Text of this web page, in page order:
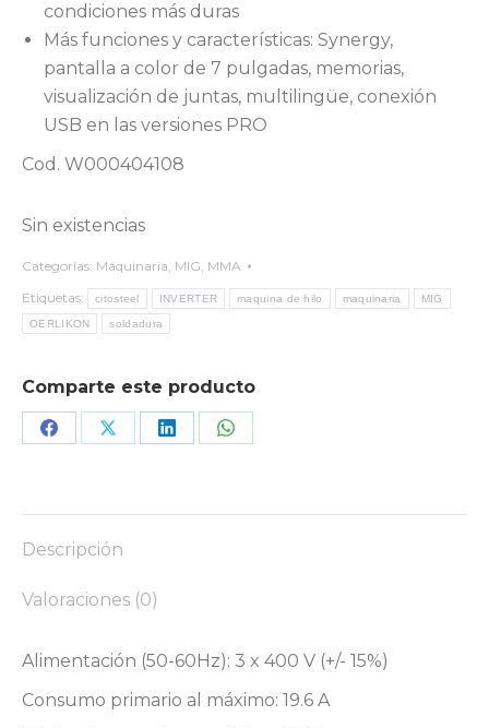
condiciones más duras
Más funciones y características: Synergy,
pantalla a color de 7 pulgadas, memorias,
visualización de juntas, multilingüe, conexión
USB en las versiones PRO
Cod. W000404108
Sin existencias
Categorías: Maquinaria, MIG, MMA
Etiquetas:
citosteel INVERTER maquina de hilo maquinaria MIG
OERLIKON soldadura
Comparte este producto
Share Share Share Share
Descripción
Valoraciones (0)
Alimentación (50-60Hz): 3 x 400 V (+/- 15%)
Consumo primario al máximo: 19.6 A